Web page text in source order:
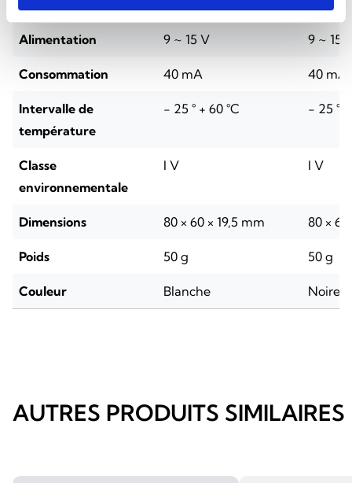
Alimentation 9 ~ 15 V 9 ~ 15
Consommation 40 mA 40 mA
Intervalle de
température
- 25 ° + 60 °C - 25 °
Classe
environnementale
I V I V
Dimensions 80 × 60 × 19,5 mm 80 × 60
Poids 50 g 50 g
Couleur Blanche Noire
AUTRES PRODUITS SIMILAIRES